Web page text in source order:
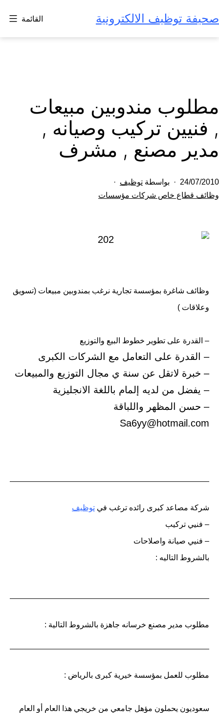
إلى
المحتوى
صحيفة توظيف الالكترونية القائمة
مطلوب مندوبين مبيعات
, فنيين تركيب وصيانه ,
مدير مصنع , مشرف
تم
النشر
24/07/2010 بواسطة توظيف
مصنف
وظائف قطاع خاص شركات مؤسسات
وظائف شاغرة بمؤسسة تجارية نرغب بمندوبين مبيعات (تسويق
وعلاقات )
– القدرة على تطوير خطوط البيع والتوزيع
– القدرة على التعامل مع الشركات الكبرى
– خبرة لاتقل عن سنة ي مجال التوزيع والمبيعات
– يفضل من لديه إلمام باللغة الانجليزية
– حسن المظهر واللباقة
Sa6yy@hotmail.com
شركة مصاعد كبرى رائده ترغب في توظيف
– فنيي تركيب
– فنيي صيانة واصلاحات
بالشروط التاليه :
مطلوب مدير مصنع خرسانه جاهزة بالشروط التالية :
مطلوب للعمل بمؤسسة خيرية كبرى بالرياض :
سعوديون يحملون مؤهل جامعي من خريجي هذا العام أو العام